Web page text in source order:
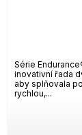
Série
inovativní řada
aby splňovala
rychlou,...